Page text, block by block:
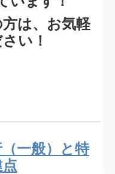
は、お気軽
い！
一般）と特